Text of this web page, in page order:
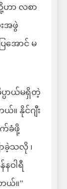
ာ လစာ
အဖွဲ
ောင် မ
ပာယ်မရှိတဲ့
။ နိုင်ဂျီး
က်ခံဖို့
ာခဲ့သလို ၊
ဝါရီ
ယ်။”